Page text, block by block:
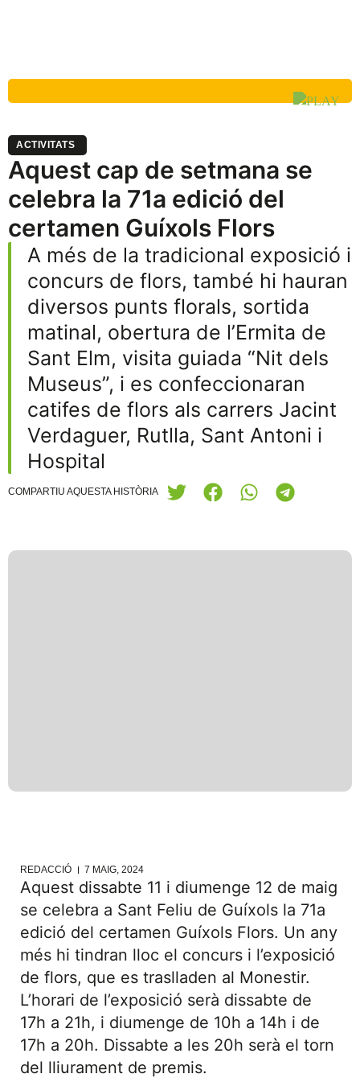
ACTIVITATS
Aquest cap de setmana se
celebra la 71a edició del
certamen Guíxols Flors
A més de la tradicional exposició i
concurs de flors, també hi hauran
diversos punts florals, sortida
matinal, obertura de l’Ermita de
Sant Elm, visita guiada “Nit dels
Museus”, i es confeccionaran
catifes de flors als carrers Jacint
Verdaguer, Rutlla, Sant Antoni i
Hospital
COMPARTIU AQUESTA HISTÒRIA
REDACCIÓ 7 MAIG, 2024
Aquest dissabte 11 i diumenge 12 de maig
se celebra a Sant Feliu de Guíxols la 71a
edició del certamen Guíxols Flors. Un any
més hi tindran lloc el concurs i l’exposició
de flors, que es traslladen al Monestir.
L’horari de l’exposició serà dissabte de
17h a 21h, i diumenge de 10h a 14h i de
17h a 20h. Dissabte a les 20h serà el torn
del lliurament de premis.